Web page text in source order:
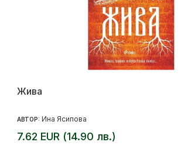
Жива
АВТОР: Ина Ясипова
7.62 EUR (14.90 лв.)